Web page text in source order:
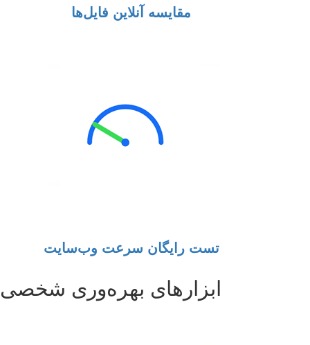
مقایسه آنلاین فایل‌ها
تست رایگان سرعت وب‌سایت
ابزارهای بهره‌وری شخصی